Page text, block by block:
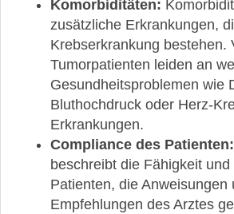
Komorbiditäten:
zusätzliche Erkrankungen,
Krebserkrankung bestehen.
Tumorpatienten leiden an
Gesundheitsproblemen wie
Bluthochdruck oder Herz-
Erkrankungen.
Compliance des Patienten:
beschreibt die Fähigkeit
Patienten, die Anweisungen
Empfehlungen des Arztes